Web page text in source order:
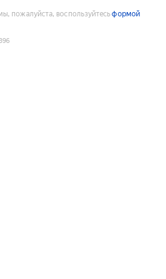
пожалуйста, воспользуйтесьформой